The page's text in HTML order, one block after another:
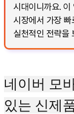
시대이니까요.
시장에서 가장
실천적인 전략을
네이버 모
있는 신제